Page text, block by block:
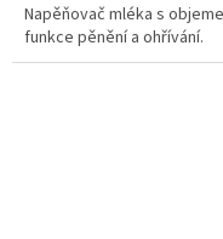
Napěňovač mléka s
funkce pěnění a ohřívání.